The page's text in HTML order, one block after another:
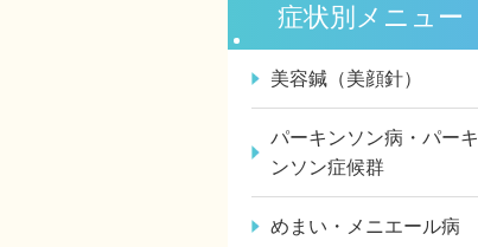
症状別メニュー
美容鍼（美顔針）
パーキンソン病・パーキ
ンソン症候群
めまい・メニエール病